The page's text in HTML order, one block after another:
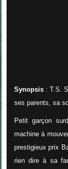
Synopsis: T.S.
ses parents, sa
Petit garçon
machine à
prestigieux prix
rien dire à sa